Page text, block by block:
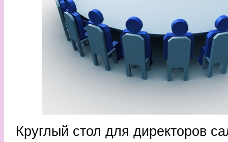
Круглый стол для директоров